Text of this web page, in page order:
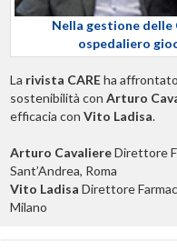
Nella gestione delle
ospedaliero
La rivista CAREha
sostenibilità con Arturo
efficacia con Vito Ladisa.
Arturo CavaliereDirettore
Sant’Andrea, Roma
Vito Ladisa Direttore
Milano